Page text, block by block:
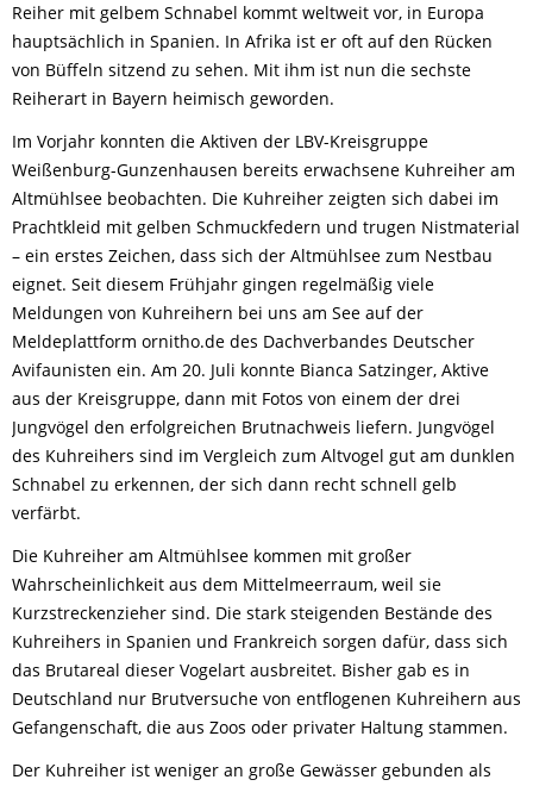
Reiher mit gelbem Schnabel kommt weltweit vor, in Europa
hauptsächlich in Spanien. In Afrika ist er oft auf den Rücken
von Büffeln sitzend zu sehen. Mit ihm ist nun die sechste
Reiherart in Bayern heimisch geworden.
Im Vorjahr konnten die Aktiven der LBV-Kreisgruppe
Weißenburg-Gunzenhausen bereits erwachsene Kuhreiher am
Altmühlsee beobachten. Die Kuhreiher zeigten sich dabei im
Prachtkleid mit gelben Schmuckfedern und trugen Nistmaterial
– ein erstes Zeichen, dass sich der Altmühlsee zum Nestbau
eignet. Seit diesem Frühjahr gingen regelmäßig viele
Meldungen von Kuhreihern bei uns am See auf der
Meldeplattform ornitho.de des Dachverbandes Deutscher
Avifaunisten ein. Am 20. Juli konnte Bianca Satzinger, Aktive
aus der Kreisgruppe, dann mit Fotos von einem der drei
Jungvögel den erfolgreichen Brutnachweis liefern. Jungvögel
des Kuhreihers sind im Vergleich zum Altvogel gut am dunklen
Schnabel zu erkennen, der sich dann recht schnell gelb
verfärbt.
Die Kuhreiher am Altmühlsee kommen mit großer
Wahrscheinlichkeit aus dem Mittelmeerraum, weil sie
Kurzstreckenzieher sind. Die stark steigenden Bestände des
Kuhreihers in Spanien und Frankreich sorgen dafür, dass sich
das Brutareal dieser Vogelart ausbreitet. Bisher gab es in
Deutschland nur Brutversuche von entflogenen Kuhreihern aus
Gefangenschaft, die aus Zoos oder privater Haltung stammen.
Der Kuhreiher ist weniger an große Gewässer gebunden als